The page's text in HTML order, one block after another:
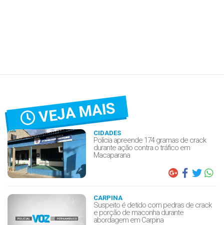
VEJA MAIS
CIDADES
Polícia apreende 174 gramas de crack
durante ação contra o tráfico em
Macaparana
CARPINA
Suspeito é detido com pedras de crack
e porção de maconha durante
abordagem em Carpina